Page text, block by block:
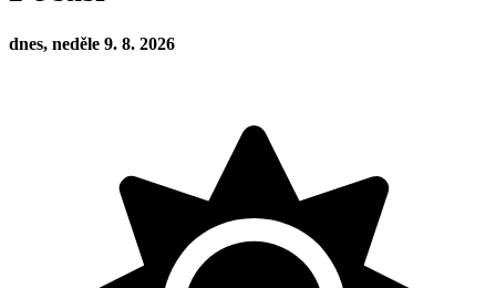
dnes, neděle 9. 8. 2026